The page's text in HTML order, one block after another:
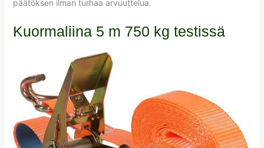
päätöksen ilman turhaa arvuuttelua.
Kuormaliina 5 m 750 kg testissä